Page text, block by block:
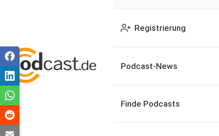
Registrierung
Podcast-News
Finde Podcasts